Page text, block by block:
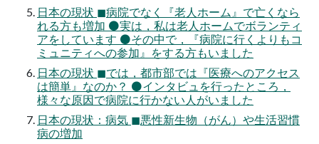
日本の現状 ◼病院でなく『老人ホーム』で亡くなら
れる方も増加 ⚫実は，私は老人ホームでボランティ
アをしています ⚫その中で，『病院に行くよりもコ
ミュニティへの参加』をする方もいました
日本の現状 ◼では，都市部では『医療へのアクセス
は簡単』なのか？ ⚫インタビュを行ったところ，
様々な原因で病院に行かない人がいました
日本の現状：病気 ◼悪性新生物（がん）や生活習慣
病の増加